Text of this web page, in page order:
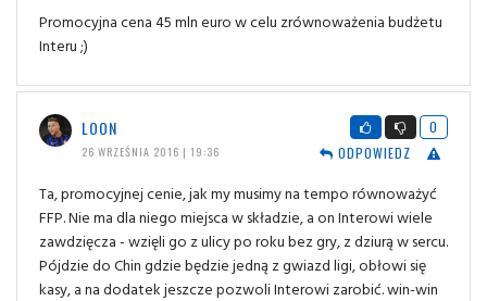
Promocyjna cena 45 mln euro w celu zrównoważenia budżetu
Interu ;)
LOON
26 WRZEŚNIA 2016 | 19:36
0
ODPOWIEDZ
Ta, promocyjnej cenie, jak my musimy na tempo równoważyć
FFP. Nie ma dla niego miejsca w składzie, a on Interowi wiele
zawdzięcza - wzięli go z ulicy po roku bez gry, z dziurą w sercu.
Pójdzie do Chin gdzie będzie jedną z gwiazd ligi, obłowi się
kasy, a na dodatek jeszcze pozwoli Interowi zarobić. win-win